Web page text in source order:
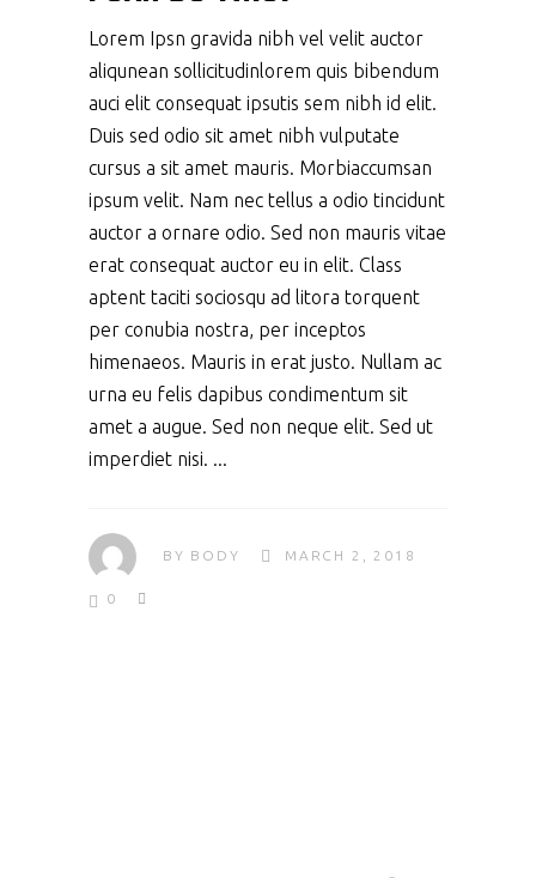
Lorem Ipsn gravida nibh vel velit auctor
aliqunean sollicitudinlorem quis bibendum
auci elit consequat ipsutis sem nibh id elit.
Duis sed odio sit amet nibh vulputate
cursus a sit amet mauris. Morbiaccumsan
ipsum velit. Nam nec tellus a odio tincidunt
auctor a ornare odio. Sed non mauris vitae
erat consequat auctor eu in elit. Class
aptent taciti sociosqu ad litora torquent
per conubia nostra, per inceptos
himenaeos. Mauris in erat justo. Nullam ac
urna eu felis dapibus condimentum sit
amet a augue. Sed non neque elit. Sed ut
imperdiet nisi.
BY BODY MARCH 2, 2018
0